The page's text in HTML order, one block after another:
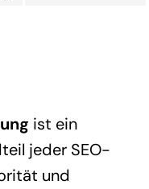
ist ein
jeder SEO-
und